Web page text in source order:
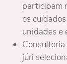
participam
os
unidades e
júri